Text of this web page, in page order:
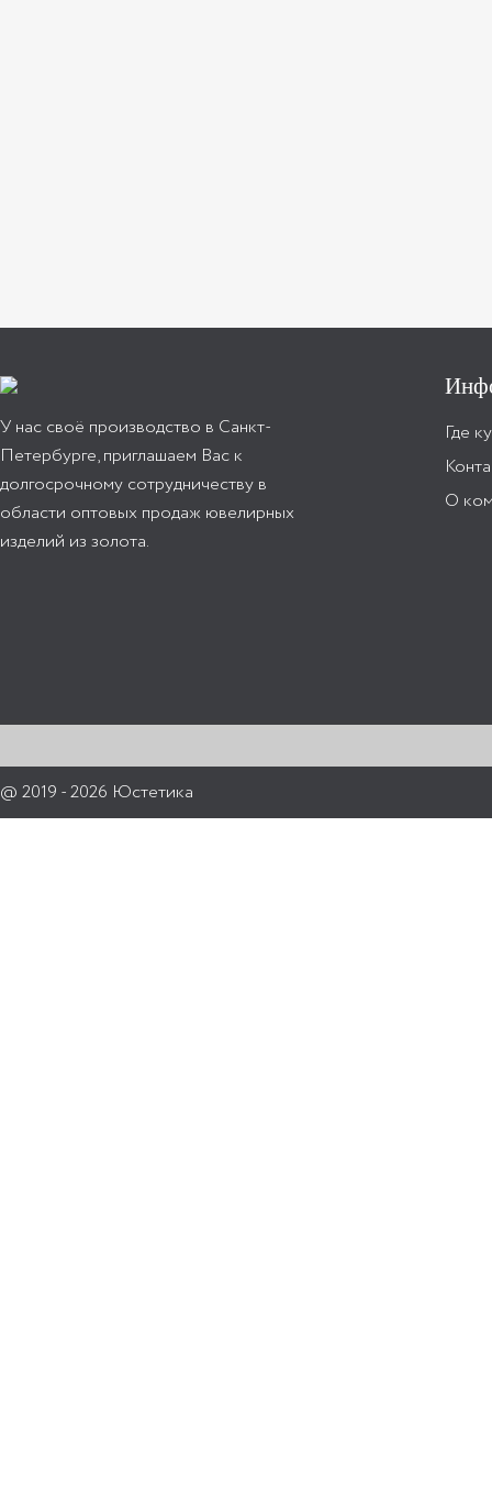
У нас своё производство в Санкт-
Петербурге, приглашаем Вас к
долгосрочному сотрудничеству в
области оптовых продаж ювелирных
изделий из золота.
Где
О
@ 2019 - 2026 Юстетика